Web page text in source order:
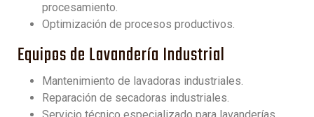
procesamiento.
Optimización de procesos productivos.
Equipos de Lavandería Industrial
Mantenimiento de lavadoras industriales.
Reparación de secadoras industriales.